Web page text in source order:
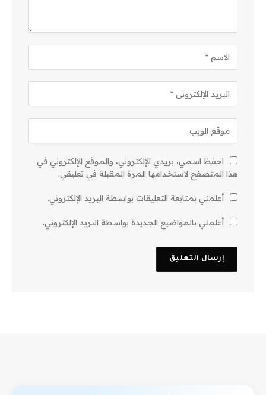
احفظ اسمي، بريدي الإلكتروني، والموقع الإلكتروني في
هذا المتصفح لاستخدامها المرة المقبلة في تعليقي.
أعلمني بمتابعة التعليقات بواسطة البريد الإلكتروني.
أعلمني بالمواضيع الجديدة بواسطة البريد الإلكتروني.